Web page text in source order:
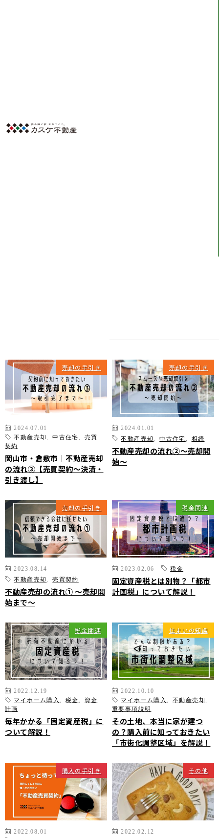
不動産流通の仕組み
住宅ローンサポート
アフターメンテナンス
住宅あんしん点検
売りたい
土地売却サポート
不動産買取
査定依頼
不動産の相場情報
不動産を探す
物件検索
新着不動産情報
会社案内
店舗紹介
スタッフ紹介
ご来店予約
お知らせ一覧
不動産コラム
オンライン対応
会員登録
ログイン
お気に入りの不動産
売却の手引き
2024.07.01
不動産売却
,中古住宅
売買
契約
岡山市・倉敷市｜不動産売却
の流れ③【売買契約～決済・
引き渡し】
売却の手引き
2024.01.01
不動産売却
,中古住宅 相続
不動産売却の流れ②～売却開
始～
売却の手引き
2023.08.14
不動産売却
,売買契約
不動産売却の流れ① ～売却開
始まで～
税金関連
2023.02.06 税金
固定資産税とは別物？「都市
計画税」について解説！
税金関連
2022.12.19
マイホーム購入
,税金
資金
計画
毎年かかる「固定資産税」に
ついて解説！
住まいの知識
2022.10.10
マイホーム購入
,不動産売却
重要事項説明
その土地、本当に家が建つ
の？購入前に知っておきたい
「市街化調整区域」を解説！
購入の手引き
2022.08.01
その他
2022.02.12